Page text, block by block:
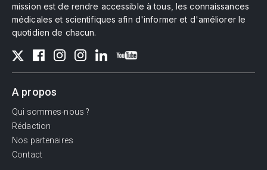
mission est de rendre accessible à tous, les connaissances
médicales et scientifiques afin d'informer et d'améliorer le
quotidien de chacun.
A propos
Qui sommes-nous ?
Rédaction
Nos partenaires
Contact